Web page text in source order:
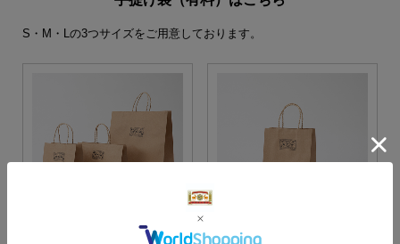
S・M・Lの3つサイズをご用意しております。
S・M・Lサイズより当店に
Sサイズ